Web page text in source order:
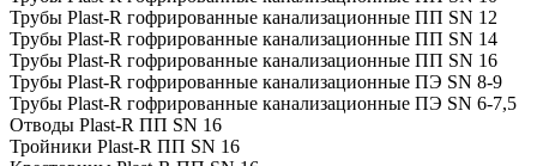
Трубы Plast-R гофрированные канализационные ПП SN 12
Трубы Plast-R гофрированные канализационные ПП SN 14
Трубы Plast-R гофрированные канализационные ПП SN 16
Трубы Plast-R гофрированные канализационные ПЭ SN 8-9
Трубы Plast-R гофрированные канализационные ПЭ SN 6-7,5
Отводы Plast-R ПП SN 16
Тройники Plast-R ПП SN 16